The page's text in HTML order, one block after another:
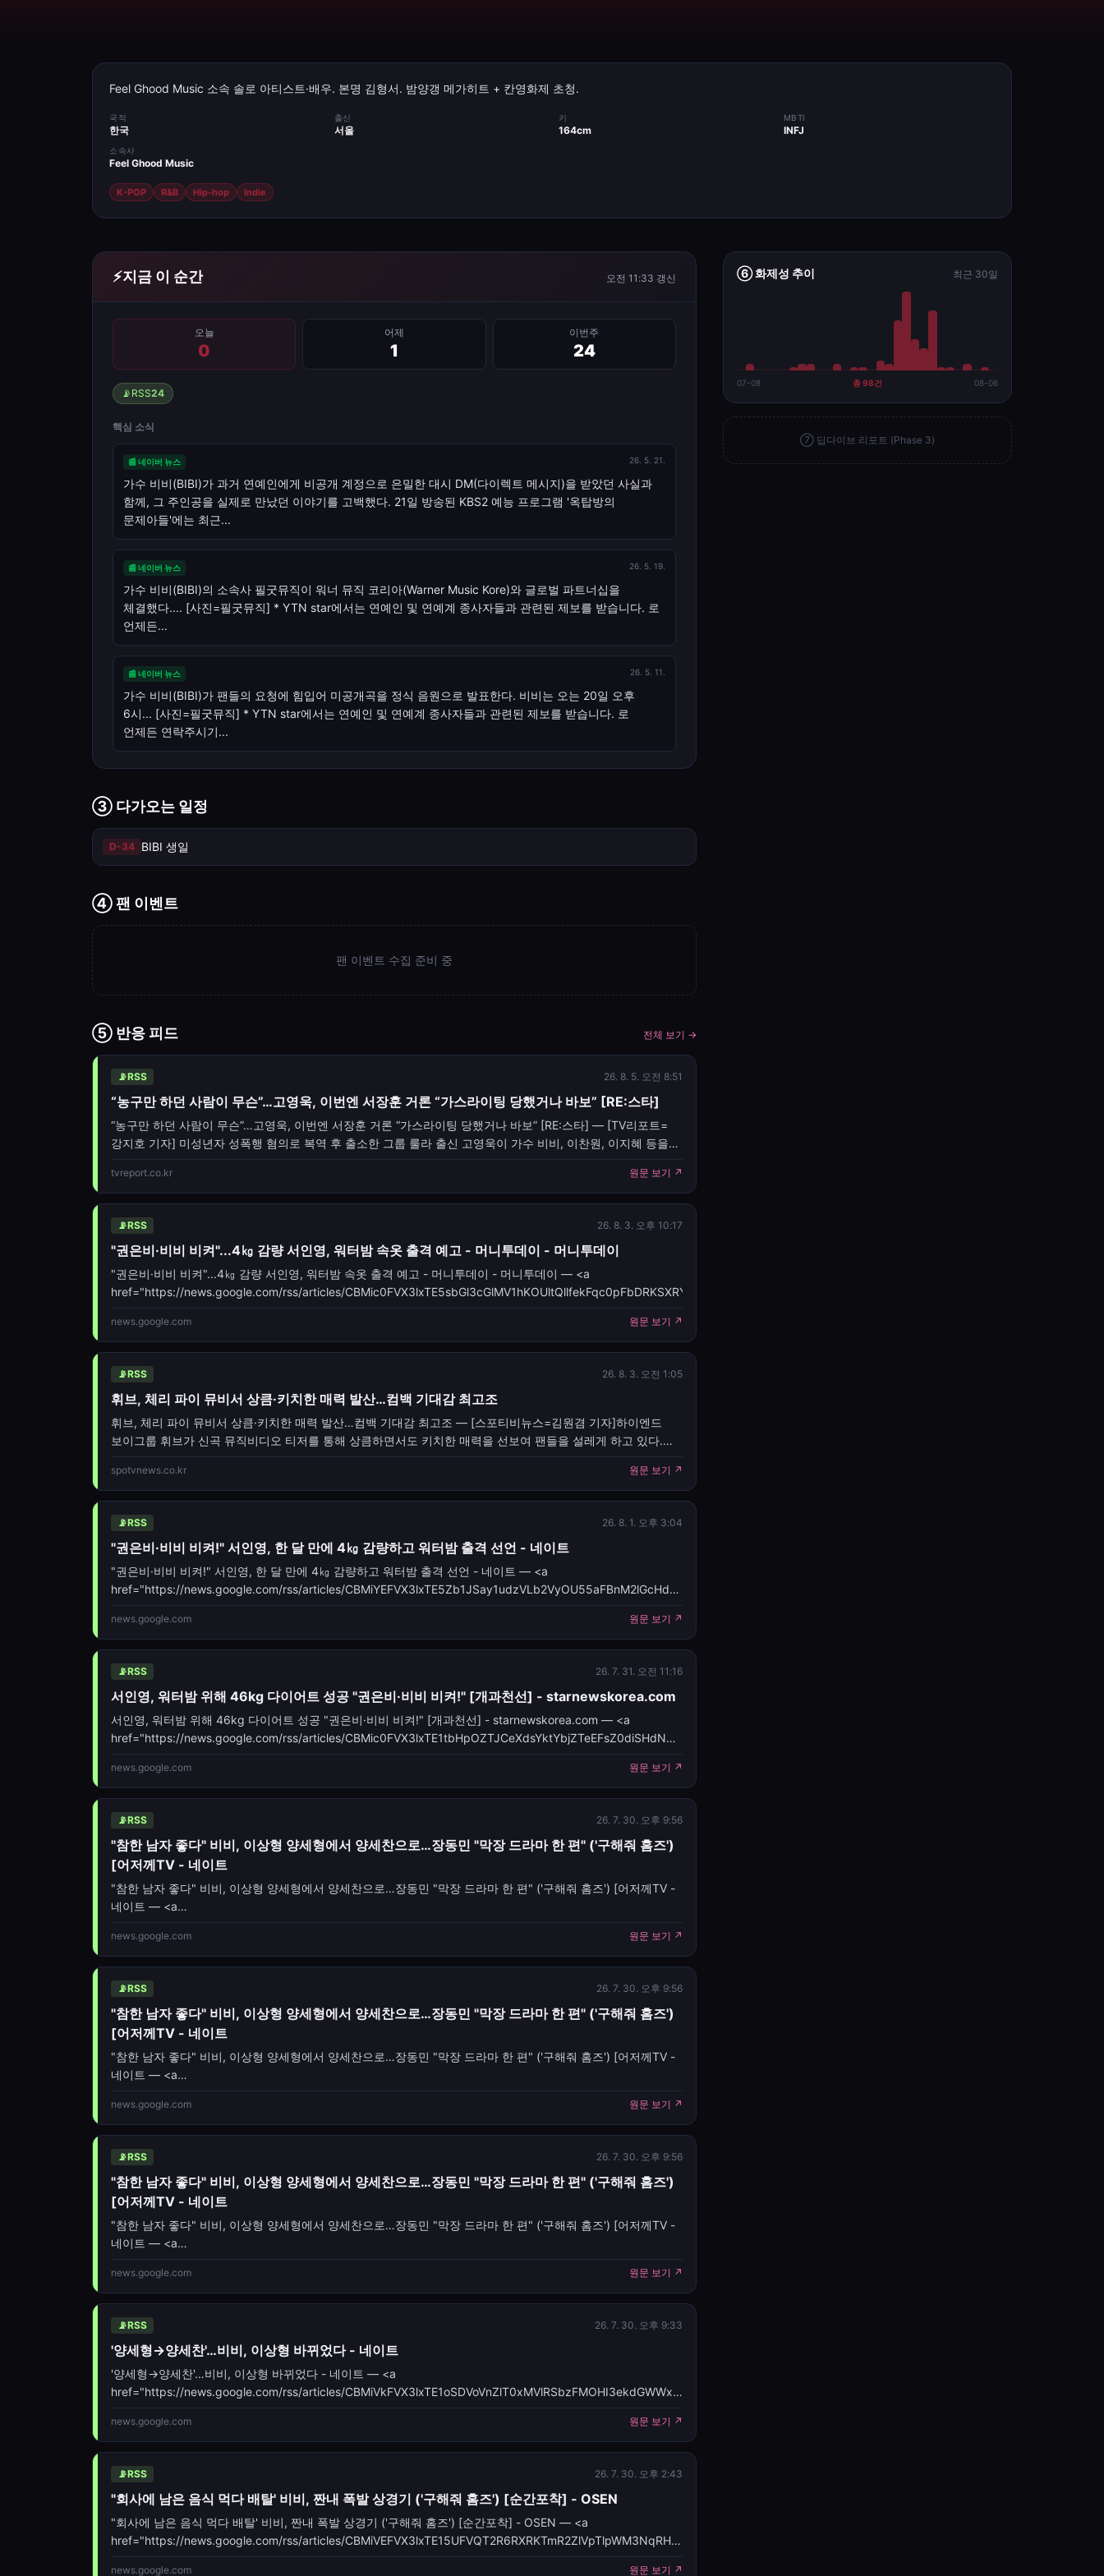
Feel Ghood Music 소속 솔로 아티스트·배우. 본명 김형서. 밤양갱 메가히트 + 칸영화제 초청.
국적
한국
출신
서울
키
164cm
MBTI
INFJ
소속사
Feel Ghood Music
K-POP R&B Hip-hop Indie
⚡지금 이 순간 오전 11:33 갱신
오늘
0
어제
1
이번주
24
📡 RSS24
핵심 소식
📰네이버 뉴스 26. 5. 21.
가수 비비(BIBI)가 과거 연예인에게 비공개 계정으로 은밀한 대시 DM(다이렉트 메시지)을 받았던 사실과
함께, 그 주인공을 실제로 만났던 이야기를 고백했다. 21일 방송된 KBS2 예능 프로그램 '옥탑방의
문제아들'에는 최근...
📰네이버 뉴스 26. 5. 19.
가수 비비(BIBI)의 소속사 필굿뮤직이 워너 뮤직 코리아(Warner Music Kore)와 글로벌 파트너십을
체결했다.... [사진=필굿뮤직] * YTN star에서는 연예인 및 연예계 종사자들과 관련된 제보를 받습니다. 로
언제든...
📰네이버 뉴스 26. 5. 11.
가수 비비(BIBI)가 팬들의 요청에 힘입어 미공개곡을 정식 음원으로 발표한다. 비비는 오는 20일 오후
6시... [사진=필굿뮤직] * YTN star에서는 연예인 및 연예계 종사자들과 관련된 제보를 받습니다. 로
언제든 연락주시기...
③ 다가오는 일정
D-34 BIBI 생일
④ 팬 이벤트
팬 이벤트 수집 준비 중
⑤ 반응 피드 전체 보기 →
📡RSS 26. 8. 5. 오전 8:51
“농구만 하던 사람이 무슨”…고영욱, 이번엔 서장훈 거론 “가스라이팅 당했거나 바보” [RE:스타]
“농구만 하던 사람이 무슨”…고영욱, 이번엔 서장훈 거론 “가스라이팅 당했거나 바보” [RE:스타] — [TV리포트=
강지호 기자] 미성년자 성폭행 혐의로 복역 후 출소한 그룹 룰라 출신 고영욱이 가수 비비, 이찬원, 이지혜 등을
향한 황당한 공개 비판을 이어간 것에 이어, 이번에는 공효진과 서장훈을 거론하며 다시 장문의 글을 남겼다.
고영욱은 5일 자신의 계정에 "농구만
tvreport.co.kr 원문 보기 ↗
📡RSS 26. 8. 3. 오후 10:17
"권은비·비비 비켜"...4㎏ 감량 서인영, 워터밤 속옷 출격 예고 - 머니투데이 - 머니투데이
"권은비·비비 비켜"...4㎏ 감량 서인영, 워터밤 속옷 출격 예고 - 머니투데이 - 머니투데이 — <a
href="https://news.google.com/rss/articles/
news.google.com 원문 보기 ↗
📡RSS 26. 8. 3. 오전 1:05
휘브, 체리 파이 뮤비서 상큼·키치한 매력 발산…컴백 기대감 최고조
휘브, 체리 파이 뮤비서 상큼·키치한 매력 발산…컴백 기대감 최고조 — [스포티비뉴스=김원겸 기자]하이엔드
보이그룹 휘브가 신곡 뮤직비디오 티저를 통해 상큼하면서도 키치한 매력을 선보여 팬들을 설레게 하고 있다.
휘브(김준민, 하승, 진범, 유건, 이정, 재하, 원준)는 3일 공식 SNS와 유튜브 채널에 두 번째 미니앨범 ‘체리
파이’의 동명의 타이틀곡 뮤직비디오 티저 영상을 공개했다.공개된 영상에서 휘브 멤버들은 파스텔 핑크와 레드
톤의 디저트 숍을 배경으로, 매장 직원과 아르바이트생으로 변신해
spotvnews.co.kr 원문 보기 ↗
📡RSS 26. 8. 1. 오후 3:04
"권은비·비비 비켜!" 서인영, 한 달 만에 4㎏ 감량하고 워터밤 출격 선언 - 네이트
"권은비·비비 비켜!" 서인영, 한 달 만에 4㎏ 감량하고 워터밤 출격 선언 - 네이트 — <a
href="https://news.google.com/rss/articles/
oc=5" target="_blank">"권은비·비비 비켜!" 서인영, 한 달 만에 4
news.google.com 원문 보기 ↗
📡RSS 26. 7. 31. 오전 11:16
서인영, 워터밤 위해 46kg 다이어트 성공 "권은비·비비 비켜!" [개과천선] - starnewskorea.com
서인영, 워터밤 위해 46kg 다이어트 성공 "권은비·비비 비켜!" [개과천선] - starnewskorea.com — <a
href="https://news.google.com/rss/articles/
oc=5" t
news.google.com 원문 보기 ↗
📡RSS 26. 7. 30. 오후 9:56
"참한 남자 좋다" 비비, 이상형 양세형에서 양세찬으로…장동민 "막장 드라마 한 편" ('구해줘 홈즈')
[어저께TV - 네이트
"참한 남자 좋다" 비비, 이상형 양세형에서 양세찬으로…장동민 "막장 드라마 한 편" ('구해줘 홈즈') [어저께TV -
네이트 — <a
href="https://news.google.com/rss/articles/
oc=5" target="_blank">"참한 남자 좋다" 비비, 이상형 양세
news.google.com 원문 보기 ↗
📡RSS 26. 7. 30. 오후 9:56
"참한 남자 좋다" 비비, 이상형 양세형에서 양세찬으로…장동민 "막장 드라마 한 편" ('구해줘 홈즈')
[어저께TV - 네이트
"참한 남자 좋다" 비비, 이상형 양세형에서 양세찬으로…장동민 "막장 드라마 한 편" ('구해줘 홈즈') [어저께TV -
네이트 — <a
href="https://news.google.com/rss/articles/
oc=5" target="_blank">"참한
news.google.com 원문 보기 ↗
📡RSS 26. 7. 30. 오후 9:56
"참한 남자 좋다" 비비, 이상형 양세형에서 양세찬으로…장동민 "막장 드라마 한 편" ('구해줘 홈즈')
[어저께TV - 네이트
"참한 남자 좋다" 비비, 이상형 양세형에서 양세찬으로…장동민 "막장 드라마 한 편" ('구해줘 홈즈') [어저께TV -
네이트 — <a
href="https://news.google.com/rss/articles/
oc=5" target="_blank">"참한
news.google.com 원문 보기 ↗
📡RSS 26. 7. 30. 오후 9:33
'양세형→양세찬'…비비, 이상형 바뀌었다 - 네이트
'양세형→양세찬'…비비, 이상형 바뀌었다 - 네이트 — <a
href="https://news.google.com/rss/articles/
oc=5" target="_blank">'양세형→양세찬'…비비, 이상형 바뀌었다</a>&nbsp;&nbsp;<font color="#6f6f6f">
news.google.com 원문 보기 ↗
📡RSS 26. 7. 30. 오후 2:43
"회사에 남은 음식 먹다 배탈' 비비, 짠내 폭발 상경기 ('구해줘 홈즈') [순간포착] - OSEN
"회사에 남은 음식 먹다 배탈' 비비, 짠내 폭발 상경기 ('구해줘 홈즈') [순간포착] - OSEN — <a
href="https://news.google.com/rss/articles/
oc=5" target="_blank">"회사에 남은 음식 먹다 배탈' 비비, 짠내 폭발 상경기 ('
news.google.com 원문 보기 ↗
⑥ 화제성 추이 최근 30일
07-08 총98건 08-06
⑦ 딥다이브 리포트 (Phase 3)